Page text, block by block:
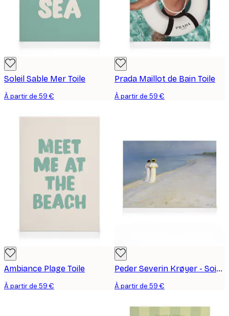
Soleil Sable Mer Toile
À partir de 59 €
Prada Maillot de Bain Toile
À partir de 59 €
Ambiance Plage Toile
À partir de 59 €
Peder Severin Krøyer - Soirée d'Été sur la Plage du Sud Toile
À partir de 59 €